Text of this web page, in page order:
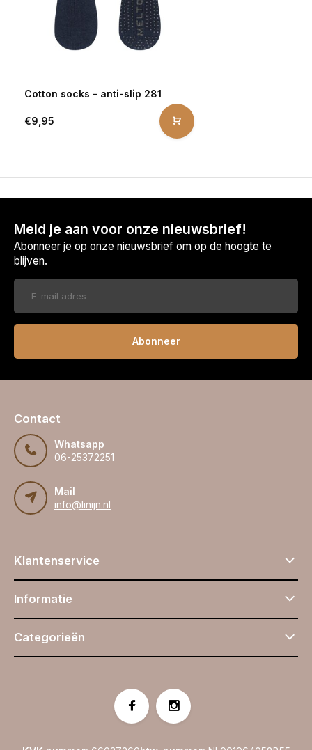
Cotton socks - anti-slip 281
€9,95
Meld je aan voor onze nieuwsbrief!
Abonneer je op onze nieuwsbrief om op de hoogte te
blijven.
Abonneer
Contact
Whatsapp
06-25372251
Mail
info@linijn.nl
Klantenservice
Informatie
Categorieën